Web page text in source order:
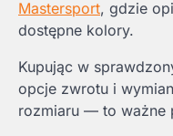
Mastersport, gdzie
dostępne kolory.
Kupując w
opcje zwrotu i
rozmiaru — to ważne